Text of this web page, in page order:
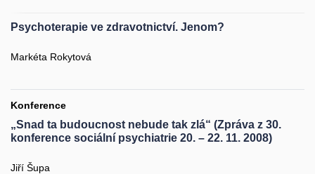
Psychoterapie ve zdravotnictví. Jenom?
Markéta Rokytová
Konference
„Snad ta budoucnost nebude tak zlá“ (Zpráva z 30.
konference sociální psychiatrie 20. – 22. 11. 2008)
Jiří Šupa